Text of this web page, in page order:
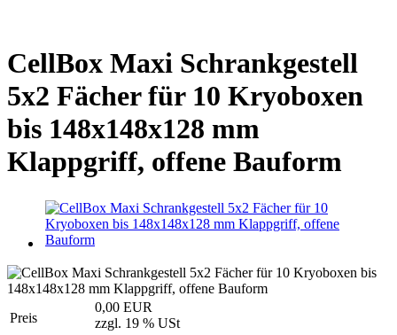
CellBox Maxi Schrankgestell
5x2 Fächer für 10 Kryoboxen
bis 148x148x128 mm
Klappgriff, offene Bauform
Preis
0,00 EUR
zzgl. 19 % USt